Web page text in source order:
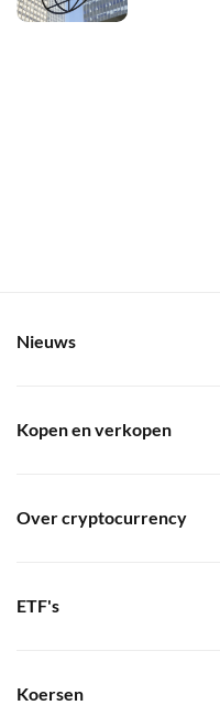
Nieuws
Kopen en verkopen
Over cryptocurrency
ETF's
Koersen